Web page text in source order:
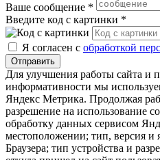
Ваше сообщение *
Введите код с картинки *
Я согласен с обработкой
Отправить
Для улучшения работы сайта и
информативности мы
Яндекс Метрика. Продолжая
разрешение на использование
обработку данных сервисом
местоположении; тип, версия
Браузера; тип устройства и